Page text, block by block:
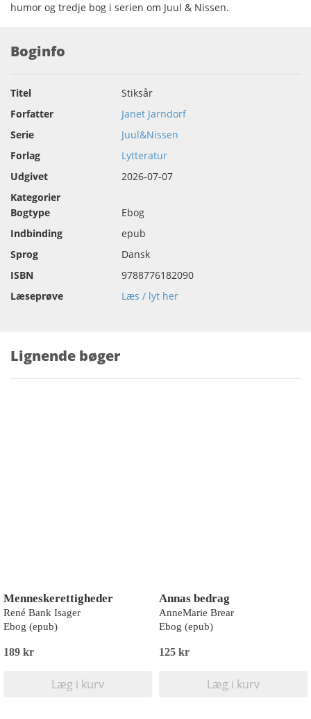
humor og tredje bog i serien om Juul & Nissen.
Boginfo
Titel
Stiksår
Forfatter
Janet Jarndorf
Serie
Juul&Nissen
Forlag
Lytteratur
Udgivet
2026-07-07
Kategorier
Bogtype
Ebog
Indbinding
epub
Sprog
Dansk
ISBN
9788776182090
Læseprøve
Læs / lyt her
Lignende bøger
Menneskerettigheder
René Bank Isager
Ebog (epub)
189 kr
Læg i kurv
Annas bedrag
AnneMarie Brear
Ebog (epub)
125 kr
Læg i kurv